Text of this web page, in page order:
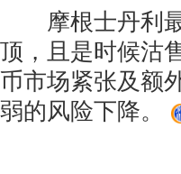
摩根士丹利最
顶，且是时候沽
币市场紧张及额
弱的风险下降。